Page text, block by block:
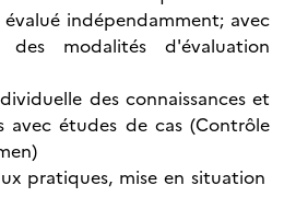
évalué indépendamment; avec
modalités d'évaluation
des connaissances et
avec études de cas (Contrôle
pratiques, mise en situation